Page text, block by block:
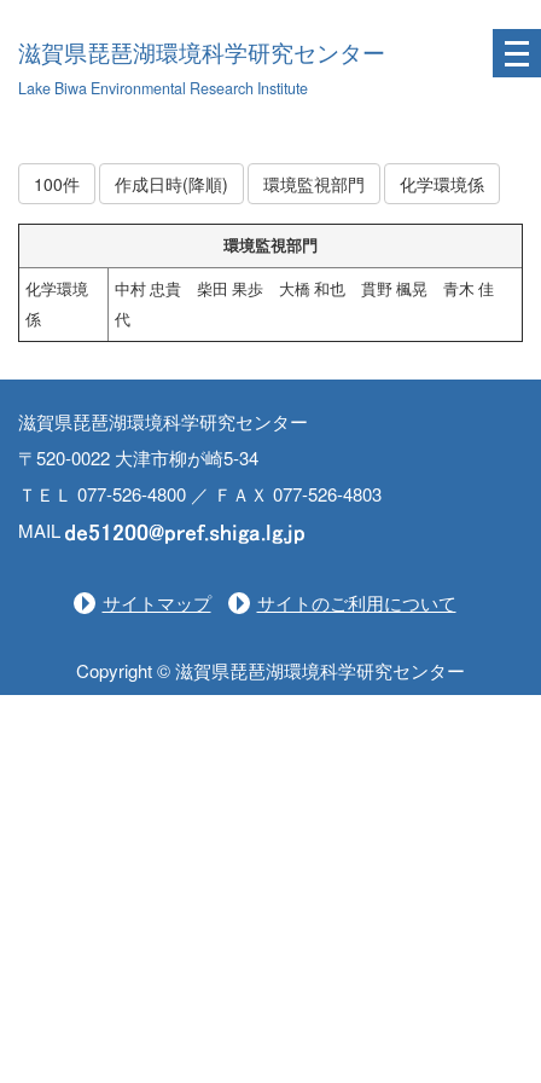
滋賀県琵琶湖環境科学研究センター
Lake Biwa Environmental Research Institute
100件 作成日時(降順) 環境監視部門 化学環境係
環境監視部門
化学環境
係
中村 忠貴 柴田 果歩 大橋 和也 貫野 楓晃 青木 佳
代
滋賀県琵琶湖環境科学研究センター
〒520-0022 大津市柳が崎5-34
ＴＥＬ 077-526-4800 ／ ＦＡＸ 077-526-4803
MAIL
サイトマップ サイトのご利用について
Copyright © 滋賀県琵琶湖環境科学研究センター